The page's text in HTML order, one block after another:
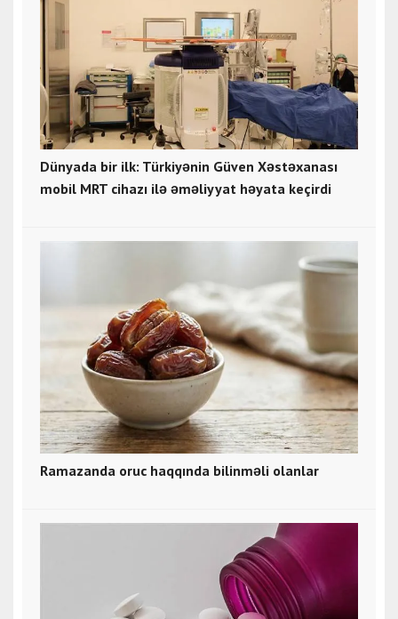
Dünyada bir ilk: Türkiyənin Güven Xəstəxanası
mobil MRT cihazı ilə əməliyyat həyata keçirdi
Ramazanda oruc haqqında bilinməli olanlar